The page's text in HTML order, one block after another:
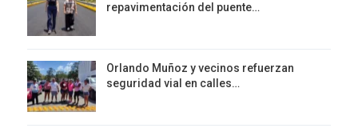
repavimentación del puente…
Orlando Muñoz y vecinos refuerzan
seguridad vial en calles…